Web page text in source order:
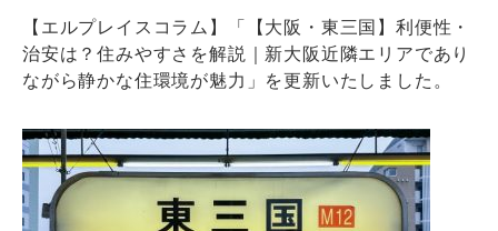
【エルプレイスコラム】「【大阪・東三国】利便性・
治安は？住みやすさを解説｜新大阪近隣エリアであり
ながら静かな住環境が魅力」を更新いたしました。